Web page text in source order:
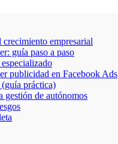
empresarial
guía paso a paso
publicidad en Facebook Ads
práctica)
de autónomos